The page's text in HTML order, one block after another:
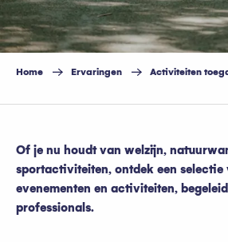
Home Ervaringen Activiteiten
Of je nu houdt van welzijn,
sportactiviteiten, ontdek een selectie
evenementen en activiteiten,
professionals.